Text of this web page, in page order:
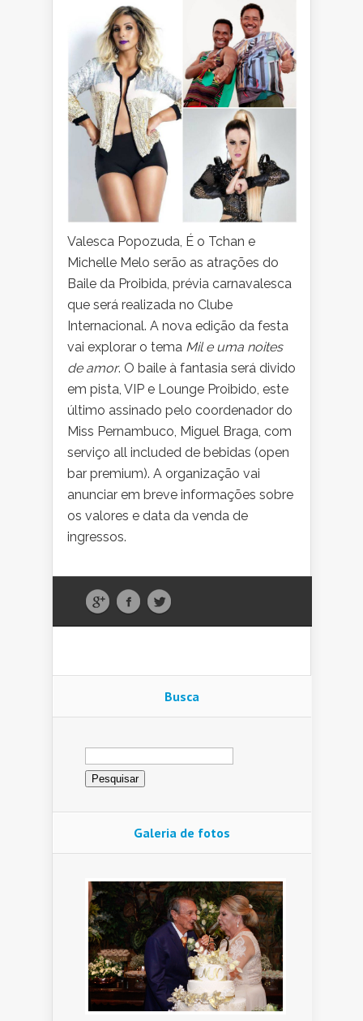
Valesca Popozuda, É o Tchan e
Michelle Melo serão as atrações do
Baile da Proibida, prévia carnavalesca
que será realizada no Clube
Internacional. A nova edição da festa
vai explorar o tema Mil e uma noites
de amor. O baile à fantasia será divido
em pista, VIP e Lounge Proibido, este
último assinado pelo coordenador do
Miss Pernambuco, Miguel Braga, com
serviço all included de bebidas (open
bar premium). A organização vai
anunciar em breve informações sobre
os valores e data da venda de
ingressos.
Busca
Pesquisar
por:
Galeria de fotos